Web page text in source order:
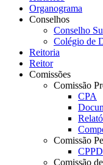
Organograma
Conselhos
Conselho
Colégio de
Reitoria
Reitor
Comissões
Comissão
CPA
Comissão
CPPD
Comissão